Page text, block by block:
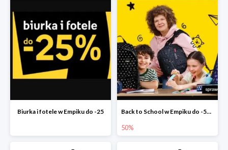
Biurka i fotele w Empiku do -25 Back to School w Empiku do -50%
50%